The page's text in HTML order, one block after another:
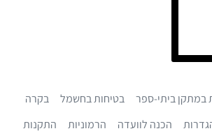
במתקן ביתי-ספר בטיחות בחשמל
בקרה
הכנה לוועדה הרמוניות
התקנות